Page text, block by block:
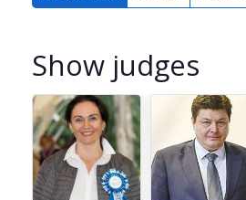
Show judges